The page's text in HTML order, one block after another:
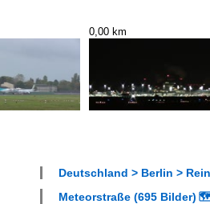
0,00 km
Deutschland > Berlin >
Meteorstraße (695 Bilder)